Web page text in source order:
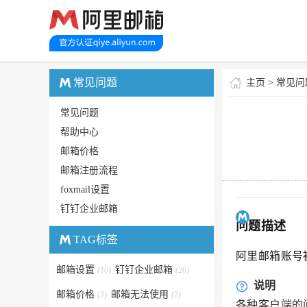
主页 > 常见问
问题描述
阿里邮箱账
说明
各种客户端的
常见问题
常见问题
帮助中心
邮箱价格
邮箱注册流程
foxmail设置
钉钉企业邮箱
TAG标签
邮箱设置 (10) 钉钉企业邮箱 (26)
邮箱价格 (3) 邮箱无法使用 (2)